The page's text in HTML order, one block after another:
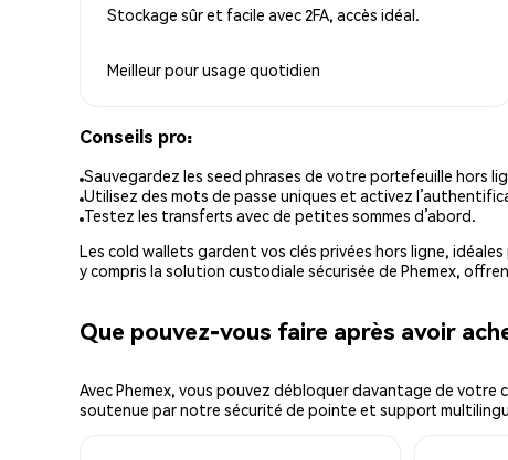
Stockage sûr et facile avec 2FA, accès idéal.
Meilleur pourusage quotidien
Conseils pro:
Sauvegardez les seed phrases de votre portefeuille hors
Utilisez des mots de passe uniques et activez
Testez les transferts avec de petites sommes d’abord.
Les cold wallets gardent vos clés privées hors ligne,
y compris la solution custodiale sécurisée de Phemex,
Que pouvez-vous faire après avoir
Avec Phemex, vous pouvez débloquer davantage de
soutenue par notre sécurité de pointe et support